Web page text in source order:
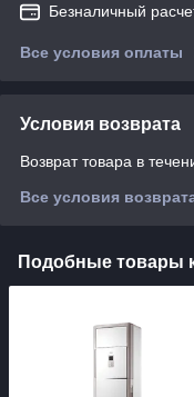
Безналичный
Все условия оплаты
Условия возврата
Возврат товара в
Все условия
Подобные товары